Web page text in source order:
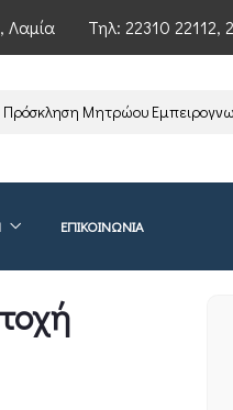
Λαμία Τηλ: 22310 22112,
Μητρώου
ΕΠΙΚΟΙΝΩΝΊΑ